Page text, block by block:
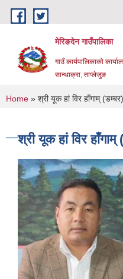
Skip to main content
मेरिङदेन गाउँपालिका
गाउँ कार्यपालिकाको
सान्थाक्रा, ताप्लेजुङ
You are here
Home » श्री यूक हां विर हाँगाम् (डम्बर)
श्री यूक हां विर हाँगाम्